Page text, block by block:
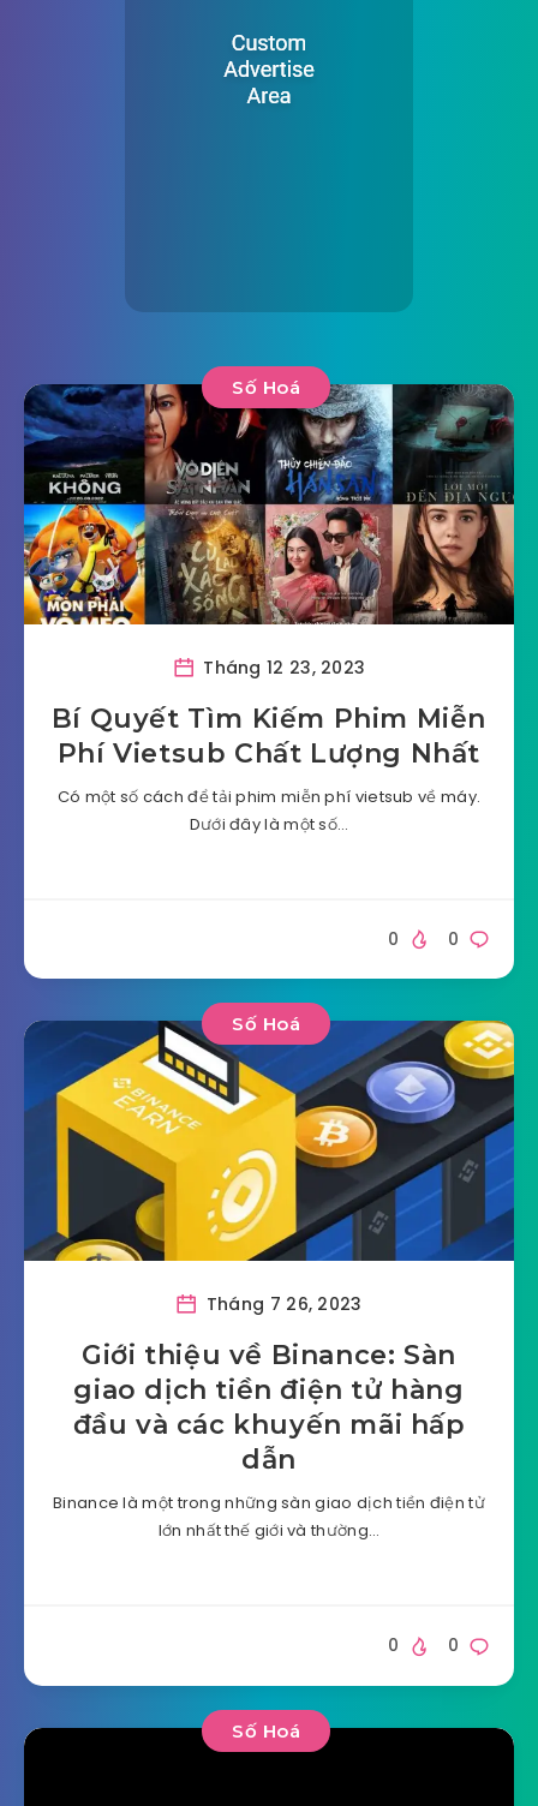
Số Hoá
Tháng 12 23, 2023
Bí Quyết Tìm Kiếm Phim Miễn
Phí Vietsub Chất Lượng Nhất
Có một số cách để tải phim miễn phí vietsub về máy.
Dưới đây là một số…
0
0
Số Hoá
Tháng 7 26, 2023
Giới thiệu về Binance: Sàn
giao dịch tiền điện tử hàng
đầu và các khuyến mãi hấp
dẫn
Binance là một trong những sàn giao dịch tiền điện tử
lớn nhất thế giới và thường…
0
0
Số Hoá